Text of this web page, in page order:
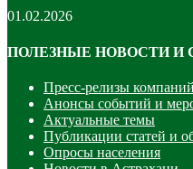
01.02.2026
ПОЛЕЗНЫЕ НОВОСТИ И
Пресс-релизы компаний
Анонсы событий и
Актуальные темы
Публикации статей и
Опросы населения